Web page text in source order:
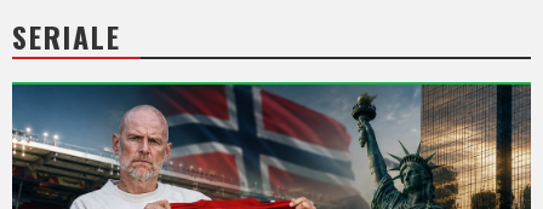
2022
2021
2020
SERIALE